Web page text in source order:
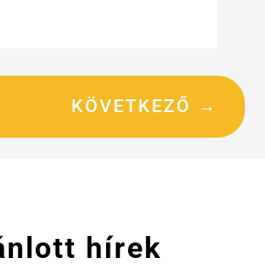
KÖVETKEZŐ →
hírek